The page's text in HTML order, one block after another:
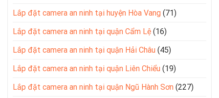
Lắp đặt camera an ninh tại huyện Hòa Vang (71)
Lắp đặt camera an ninh tại quận Cẩm Lệ (16)
Lắp đặt camera an ninh tại quận Hải Châu (45)
Lắp đặt camera an ninh tại quận Liên Chiểu (19)
Lắp đặt camera an ninh tại quận Ngũ Hành Sơn (227)